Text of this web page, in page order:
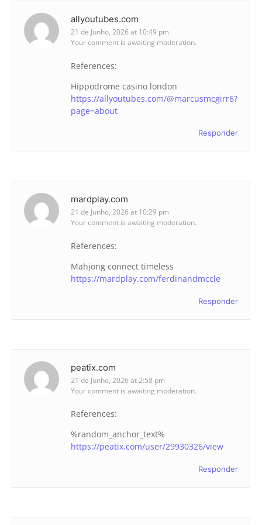
allyoutubes.com
21 de Junho, 2026 at 10:49 pm
Your comment is awaiting moderation.
References:
Hippodrome casino london
https://allyoutubes.com/@marcusmcgirr6?
page=about
Responder
mardplay.com
21 de Junho, 2026 at 10:29 pm
Your comment is awaiting moderation.
References:
Mahjong connect timeless
https://mardplay.com/ferdinandmccle
Responder
peatix.com
21 de Junho, 2026 at 2:58 pm
Your comment is awaiting moderation.
References:
%random_anchor_text%
https://peatix.com/user/29930326/view
Responder